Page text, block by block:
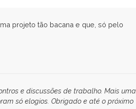
projeto tão bacana e que, só pelo
e discussões de trabalho. Mais uma
só elogios. Obrigado e até o próximo